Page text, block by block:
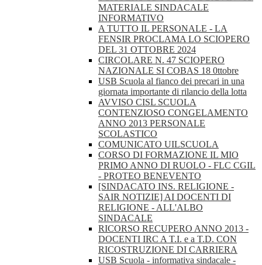
MATERIALE SINDACALE
INFORMATIVO
A TUTTO IL PERSONALE - LA
FENSIR PROCLAMA LO SCIOPERO
DEL 31 OTTOBRE 2024
CIRCOLARE N. 47 SCIOPERO
NAZIONALE SI COBAS 18 0ttobre
USB Scuola al fianco dei precari in una
giornata importante di rilancio della lotta
AVVISO CISL SCUOLA
CONTENZIOSO CONGELAMENTO
ANNO 2013 PERSONALE
SCOLASTICO
COMUNICATO UILSCUOLA
CORSO DI FORMAZIONE IL MIO
PRIMO ANNO DI RUOLO - FLC CGIL
- PROTEO BENEVENTO
[SINDACATO INS. RELIGIONE -
SAIR NOTIZIE] AI DOCENTI DI
RELIGIONE - ALL'ALBO
SINDACALE
RICORSO RECUPERO ANNO 2013 -
DOCENTI IRC A T.I. e a T.D. CON
RICOSTRUZIONE DI CARRIERA
USB Scuola - informativa sindacale -